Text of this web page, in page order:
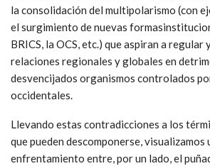
la consolidación del multipolarismo (con
el surgimiento de nuevas
BRICS, la OCS, etc.) que aspiran a regular
relaciones regionales y globales en
desvencijados organismos controlados
occidentales.
Llevando estas contradicciones a los
que pueden descomponerse, visualizamos
enfrentamiento entre, por un lado, el